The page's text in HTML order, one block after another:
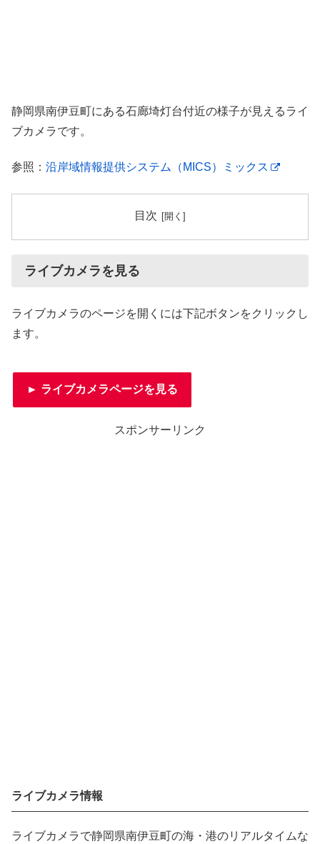
静岡県南伊豆町にある石廊埼灯台付近の様子が見えるライ
ブカメラです。
参照： 沿岸域情報提供システム（MICS）ミックス
目次
ライブカメラを見る
ライブカメラのページを開くには下記ボタンをクリックし
ます。
► ライブカメラページを見る
スポンサーリンク
ライブカメラ情報
ライブカメラで静岡県南伊豆町の海・港のリアルタイムな